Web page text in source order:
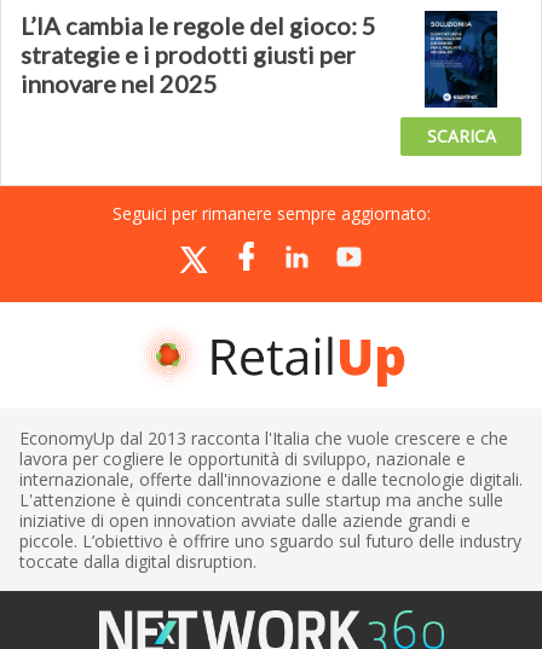
L’IA cambia le regole del gioco: 5
strategie e i prodotti giusti per
innovare nel 2025
SCARICA
Seguici per rimanere sempre aggiornato:
EconomyUp dal 2013 racconta l'Italia che vuole crescere e che
lavora per cogliere le opportunità di sviluppo, nazionale e
internazionale, offerte dall'innovazione e dalle tecnologie digitali.
L'attenzione è quindi concentrata sulle startup ma anche sulle
iniziative di open innovation avviate dalle aziende grandi e
piccole. L’obiettivo è offrire uno sguardo sul futuro delle industry
toccate dalla digital disruption.